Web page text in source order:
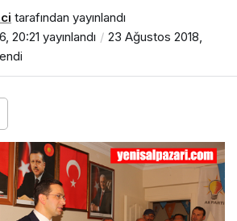
tarafından yayınlandı
20:21 yayınlandı
23 Ağustos 2018,